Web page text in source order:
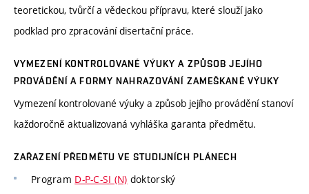
teoretickou, tvůrčí a vědeckou přípravu, které slouží jako
podklad pro zpracování disertační práce.
VYMEZENÍ KONTROLOVANÉ VÝUKY A ZPŮSOB JEJÍHO
PROVÁDĚNÍ A FORMY NAHRAZOVÁNÍ ZAMEŠKANÉ VÝUKY
Vymezení kontrolované výuky a způsob jejího provádění stanoví
každoročně aktualizovaná vyhláška garanta předmětu.
ZAŘAZENÍ PŘEDMĚTU VE STUDIJNÍCH PLÁNECH
Program D-P-C-SI (N) doktorský